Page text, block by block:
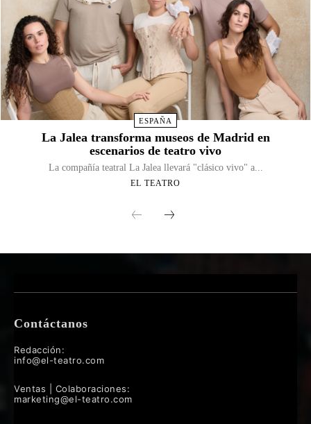
ESPAÑA
La Jalea transforma museos de Madrid en
escenarios de teatro vivo
La compañía teatral La Jalea llevará "clásico vivo" a...
EL TEATRO
Contáctanos
Redacción:
info@el-teatro.com
Ventas | Colaboraciones:
marketing@el-teatro.com